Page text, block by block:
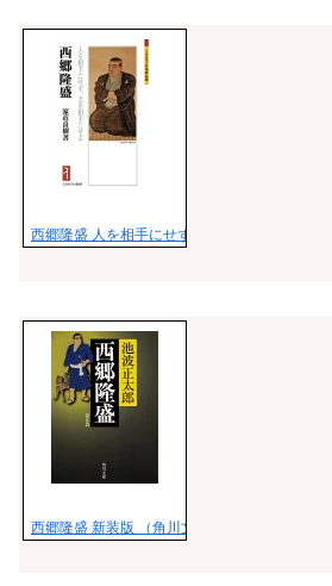
西郷隆盛 人を相手にせず、天を相手にせよ
西郷隆盛 新装版 （角川文庫） [ 池波 正太郎 ]